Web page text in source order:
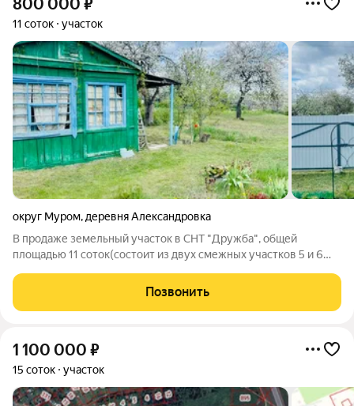
800 000 ₽
11 соток участок
округ Муром, деревня Александровка
В продаже земельный участок в СНТ "Дружба", общей
площадью 11 соток(состоит из двух смежных участков 5 и 6
огородничества(строиться можно). Участок ровный,без
уклонов,правильной формы. Также на участке имеются два
Позвонить
1 100 000 ₽
15 соток участок